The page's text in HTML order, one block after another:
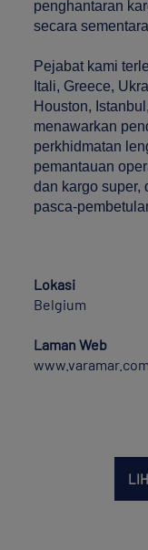
penghantaran
secara
Pejabat kami
Itali, Greece,
Houston,
menawarkan
perkhidmatan
pemantauan
dan kargo super,
pasca-
Lokasi
Belgium
Laman Web
www.varamar.com